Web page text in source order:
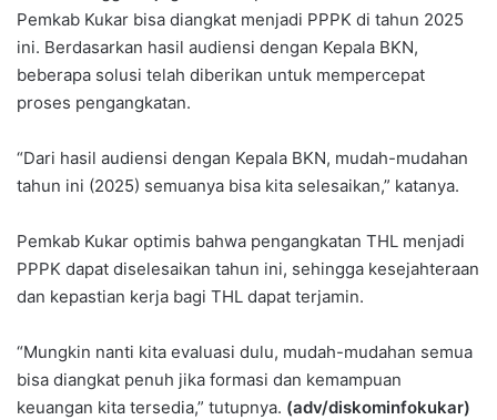
Pemkab Kukar bisa diangkat menjadi PPPK di tahun 2025
ini. Berdasarkan hasil audiensi dengan Kepala BKN,
beberapa solusi telah diberikan untuk mempercepat
proses pengangkatan.
“Dari hasil audiensi dengan Kepala BKN, mudah-mudahan
tahun ini (2025) semuanya bisa kita selesaikan,” katanya.
Pemkab Kukar optimis bahwa pengangkatan THL menjadi
PPPK dapat diselesaikan tahun ini, sehingga kesejahteraan
dan kepastian kerja bagi THL dapat terjamin.
“Mungkin nanti kita evaluasi dulu, mudah-mudahan semua
bisa diangkat penuh jika formasi dan kemampuan
keuangan kita tersedia,” tutupnya. (adv/diskominfokukar)